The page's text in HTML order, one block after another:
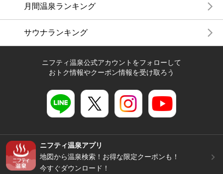
月間温泉ランキング
サウナランキング
ニフティ温泉公式アカウントをフォローして
おトク情報やクーポン情報を受け取ろう
ニフティ温泉アプリ
地図から温泉検索！お得な限定クーポンも！
今すぐダウンロード！